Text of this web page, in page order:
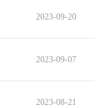
[已截止]
2023-09-20
2023-09-07
2023-08-21